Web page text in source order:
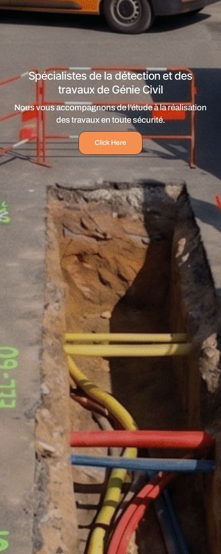
Spécialistes de la détection et des
travaux de Génie Civil
Nous vous accompagnons de l’étude à la réalisation
des travaux en toute sécurité.
Click Here